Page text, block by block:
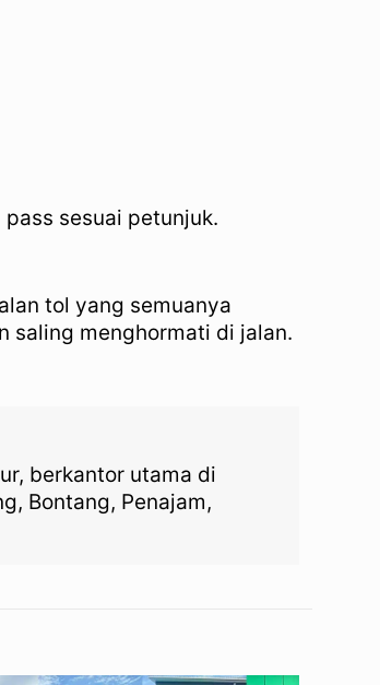
sesuai petunjuk.
tol yang semuanya
saling menghormati di jalan.
berkantor utama di
Bontang, Penajam,